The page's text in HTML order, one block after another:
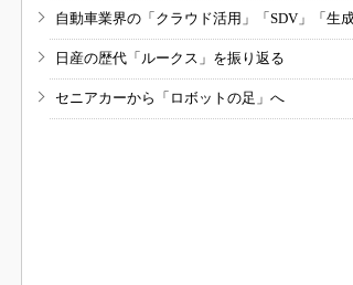
自動車業界の「クラウド活用」「SDV」「生
日産の歴代「ルークス」を振り返る
セニアカーから「ロボットの足」へ